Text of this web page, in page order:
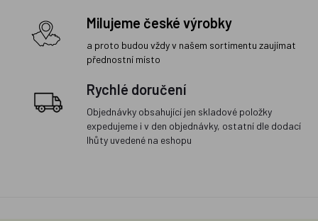
Milujeme české výrobky
a proto budou vždy v našem sortimentu zaujímat
přednostní místo
Rychlé doručení
Objednávky obsahující jen skladové položky
expedujeme i v den objednávky, ostatní dle dodací
lhůty uvedené na eshopu